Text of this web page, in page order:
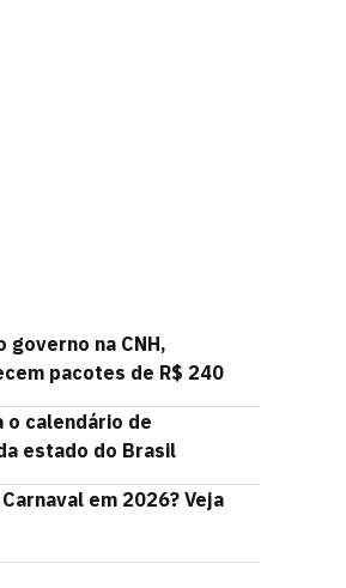
governo na CNH,
pacotes de R$ 240
o calendário de
estado do Brasil
em 2026? Veja